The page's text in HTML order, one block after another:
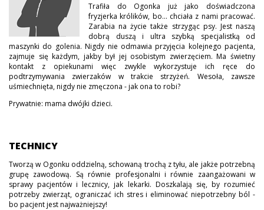
Trafiła do Ogonka już jako doświadczona
fryzjerka królików, bo... chciała z nami pracować.
Zarabia na życie także strzygąc psy. Jest naszą
dobrą duszą i ultra szybką specjalistką od
maszynki do golenia. Nigdy nie odmawia przyjęcia kolejnego pacjenta,
zajmuje się każdym, jakby był jej osobistym zwierzęciem. Ma świetny
kontakt z opiekunami więc zwykle wykorzystuje ich ręce do
podtrzymywania zwierzaków w trakcie strzyżeń. Wesoła, zawsze
uśmiechnięta, nigdy nie zmęczona - jak ona to robi?
Prywatnie: mama dwójki dzieci.
TECHNICY
Tworzą w Ogonku oddzielną, schowaną trochą z tyłu, ale jakże potrzebną
grupę zawodową. Są równie profesjonalni i równie zaangażowani w
sprawy pacjentów i lecznicy, jak lekarki. Doszkalają się, by rozumieć
potrzeby zwierząt, ograniczać ich stres i eliminować niepotrzebny ból -
bo pacjent jest najważniejszy!